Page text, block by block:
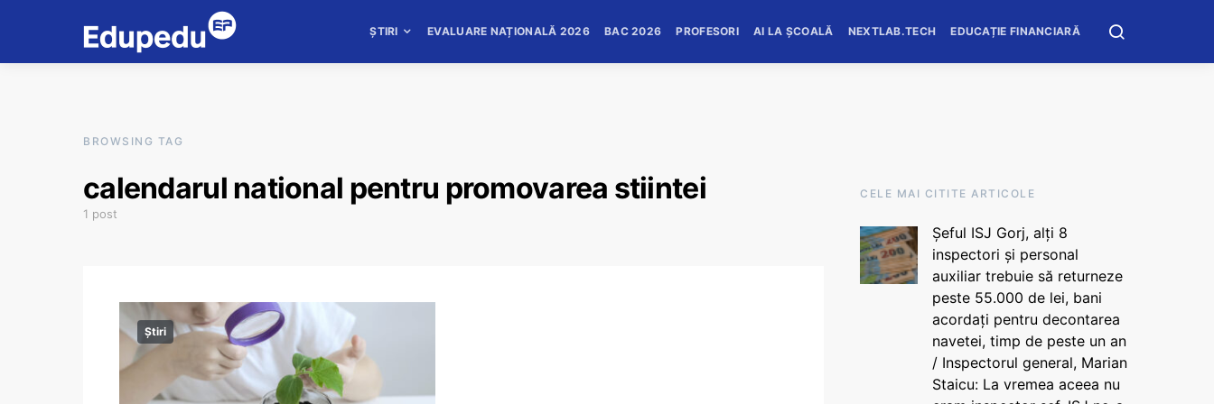
ȘTIRI EVALUARE NAȚIONALĂ 2026 BAC 2026 PROFESORI AI LA ȘCOALĂ NEXTLAB.TECH EDUCAȚIE FINANCIARĂ
BROWSING TAG
calendarul national pentru promovarea stiintei
1 post
Știri
CELE MAI CITITE ARTICOLE
Șeful ISJ Gorj, alți 8
inspectori și personal
auxiliar trebuie să returneze
peste 55.000 de lei, bani
acordați pentru decontarea
navetei, timp de peste un an
/ Inspectorul general, Marian
Staicu: La vremea aceea nu